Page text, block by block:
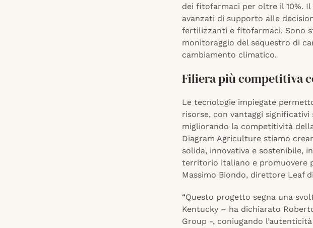
dei fitofarmaci per oltre il 10%.
avanzati di supporto alle
fertilizzanti e fitofarmaci. Sono
monitoraggio del sequestro di
cambiamento climatico.
Filiera più competitiva
Le tecnologie impiegate
risorse, con vantaggi
migliorando la competitività
Diagram Agriculture stiamo
solida, innovativa e sostenibile,
territorio italiano e promuovere
Massimo Biondo, direttore Leaf
“Questo progetto segna una
Kentucky – ha dichiarato
Group -, coniugando